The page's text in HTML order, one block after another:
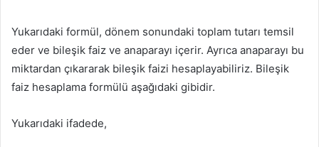
Yukarıdaki formül, dönem sonundaki toplam tutarı temsil
eder ve bileşik faiz ve anaparayı içerir. Ayrıca anaparayı bu
miktardan çıkararak bileşik faizi hesaplayabiliriz. Bileşik
faiz hesaplama formülü aşağıdaki gibidir.
Yukarıdaki ifadede,